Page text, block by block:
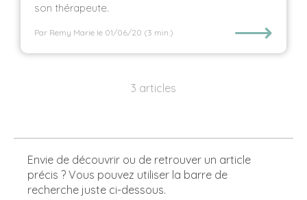
son thérapeute.
Par Remy Marie le 01/06/20 (3 min.) ⟶
3 articles
Envie de découvrir ou de retrouver un article
précis ? Vous pouvez utiliser la barre de
recherche juste ci-dessous.